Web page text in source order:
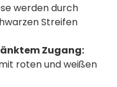
werden durch
Streifen
Zugang:
roten und weißen